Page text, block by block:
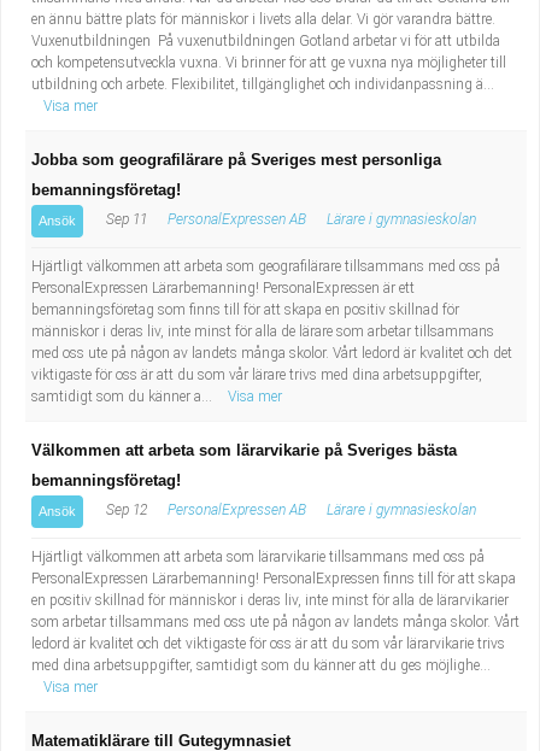
en ännu bättre plats för människor i livets alla delar. Vi gör varandra bättre.
Vuxenutbildningen På vuxenutbildningen Gotland arbetar vi för att utbilda
och kompetensutveckla vuxna. Vi brinner för att ge vuxna nya möjligheter till
utbildning och arbete. Flexibilitet, tillgänglighet och individanpassning ä...
Visa mer
Jobba som geografilärare på Sveriges mest personliga
bemanningsföretag!
Ansök Sep 11 PersonalExpressen AB Lärare i gymnasieskolan
Hjärtligt välkommen att arbeta som geografilärare tillsammans med oss på
PersonalExpressen Lärarbemanning! PersonalExpressen är ett
bemanningsföretag som finns till för att skapa en positiv skillnad för
människor i deras liv, inte minst för alla de lärare som arbetar tillsammans
med oss ute på någon av landets många skolor. Vårt ledord är kvalitet och det
viktigaste för oss är att du som vår lärare trivs med dina arbetsuppgifter,
samtidigt som du känner a...
Visa mer
Välkommen att arbeta som lärarvikarie på Sveriges bästa
bemanningsföretag!
Ansök Sep 12 PersonalExpressen AB Lärare i gymnasieskolan
Hjärtligt välkommen att arbeta som lärarvikarie tillsammans med oss på
PersonalExpressen Lärarbemanning! PersonalExpressen finns till för att skapa
en positiv skillnad för människor i deras liv, inte minst för alla de lärarvikarier
som arbetar tillsammans med oss ute på någon av landets många skolor. Vårt
ledord är kvalitet och det viktigaste för oss är att du som vår lärarvikarie trivs
med dina arbetsuppgifter, samtidigt som du känner att du ges möjlighe...
Visa mer
Matematiklärare till Gutegymnasiet